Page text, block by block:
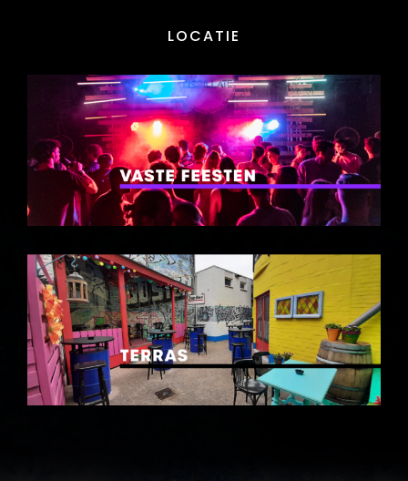
LOCATIE